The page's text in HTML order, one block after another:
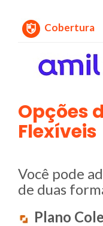
Cobertura
Opções
Flexíveis
Você pode
de duas
Plano